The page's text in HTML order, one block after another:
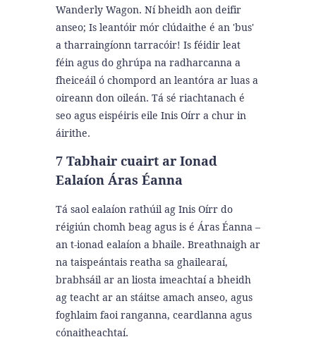
Wanderly Wagon. Ní bheidh aon deifir
anseo; Is leantóir mór clúdaithe é an 'bus'
a tharraingíonn tarracóir! Is féidir leat
féin agus do ghrúpa na radharcanna a
fheiceáil ó chompord an leantóra ar luas a
oireann don oileán. Tá sé riachtanach é
seo agus eispéiris eile Inis Oírr a chur in
áirithe.
7 Tabhair cuairt ar Ionad
Ealaíon Áras Éanna
Tá saol ealaíon rathúil ag Inis Oírr do
réigiún chomh beag agus is é Áras Éanna –
an t-ionad ealaíon a bhaile. Breathnaigh ar
na taispeántais reatha sa ghailearaí,
brabhsáil ar an liosta imeachtaí a bheidh
ag teacht ar an stáitse amach anseo, agus
foghlaim faoi ranganna, ceardlanna agus
cónaitheachtaí.